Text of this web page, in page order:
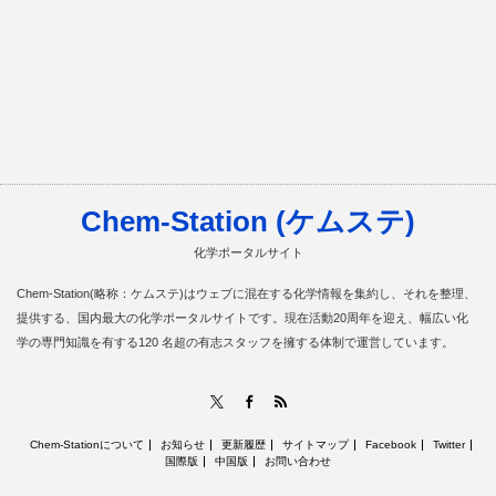
Chem-Station (ケムステ)
化学ポータルサイト
Chem-Station(略称：ケムステ)はウェブに混在する化学情報を集約し、それを整理、
提供する、国内最大の化学ポータルサイトです。現在活動20周年を迎え、幅広い化
学の専門知識を有する120 名超の有志スタッフを擁する体制で運営しています。
Facebook
Chem-Stationについて お知らせ 更新履歴 サイトマップ Facebook
Twitter
国際版
中国版 お問い合わせ